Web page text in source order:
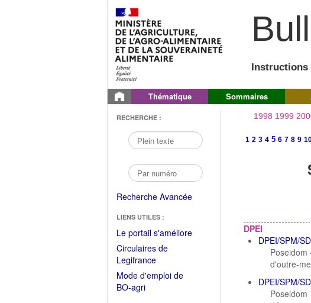
Instructions
Thématique Sommaires
RECHERCHE :
Recherche Avancée
LIENS UTILES :
Le portail s'améliore(Fichier
Circulaires de
Legifrance(Ouvrir
dans
une
Mode d'emploi de
BO-agri(Ouvrir
1998 1999
1 2 3 4 5 6 7 8 9
DPEI
DPEI/SPM/
d'outre-
DPEI/SPM/